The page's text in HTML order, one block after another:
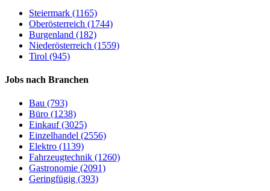
Steiermark (1165)
Oberösterreich (1744)
Burgenland (182)
Niederösterreich (1559)
Tirol (945)
Jobs nach Branchen
Bau (793)
Büro (1238)
Einkauf (3025)
Einzelhandel (2556)
Elektro (1139)
Fahrzeugtechnik (1260)
Gastronomie (2091)
Geringfügig (393)